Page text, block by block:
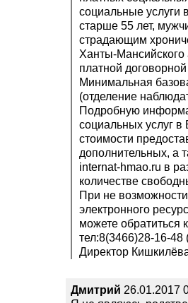
социальные
старше 55 лет,
страдающим
Ханты-
платной
Минимальная
(отделение
Подробную
социальных услуг
стоимости
дополнительных, а
internat-hmao.ru в
количестве
При не
электронного
можете обратиться
тел:8(3466)28-16-48
Директор
Дмитрий 26.01.2017